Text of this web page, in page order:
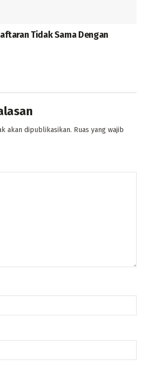
Tidak Sama Dengan
akan dipublikasikan. Ruas yang wajib